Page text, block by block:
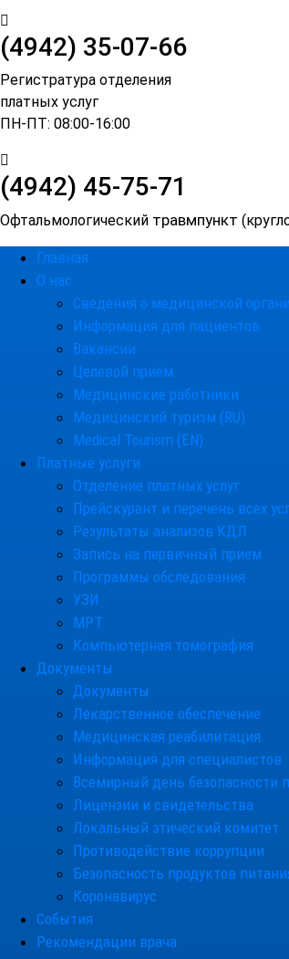
(4942) 35-07-66
Регистратура отделения
платных услуг
ПН-ПТ: 08:00-16:00
(4942) 45-75-71
Офтальмологический травмпункт
Главная
О нас
Сведения о медицинской
Информация для пациентов
Вакансии
Целевой приём
Медицинские работники
Медицинский туризм (RU)
Medical Tourism (EN)
Платные услуги
Отделение платных услуг
Прейскурант и перечень всех
Результаты анализов КДЛ
Запись на первичный прием
Программы обследования
УЗИ
МРТ
Компьютерная томография
Документы
Документы
Лекарственное обеспечение
Медицинская реабилитация
Информация для специалистов
Всемирный день безопасности
Лицензии и свидетельства
Локальный этический комитет
Противодействие коррупции
Безопасность продуктов
Коронавирус
События
Рекомендации врача